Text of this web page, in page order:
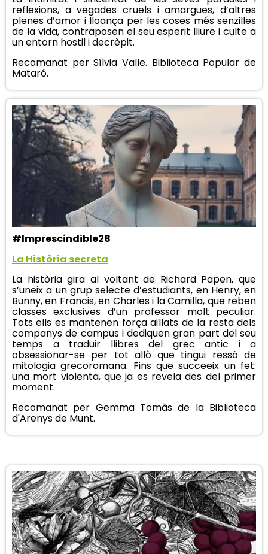
reflexions, a vegades cruels i amargues, d’altres
plenes d’amor i lloança per les coses més senzilles
de la vida, contraposen el seu esperit lliure i culte a
un entorn hostil i decrèpit.
Recomanat per Sílvia Valle. Biblioteca Popular de
Mataró.
#Imprescindible28
La Història secreta
La història gira al voltant de Richard Papen, que
s’uneix a un grup selecte d’estudiants, en Henry, en
Bunny, en Francis, en Charles i la Camilla, que reben
classes exclusives d’un professor molt peculiar.
Tots ells es mantenen força aïllats de la resta dels
companys de campus i dediquen gran part del seu
temps a traduir llibres del grec antic i a
obsessionar-se per tot allò que tingui ressò de
mitologia grecoromana. Fins que succeeix un fet:
una mort violenta, que ja es revela des del primer
moment.
Recomanat per Gemma Tomàs de la Biblioteca
d'Arenys de Munt.